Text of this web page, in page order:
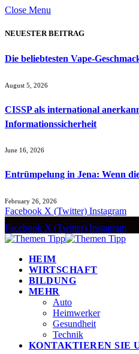
Close Menu
NEUESTER BEITRAG
Die beliebtesten Vape-
August 5, 2026
CISSP als international
Informationssicherheit
June 16, 2026
Entrümpelung in Jena: Wenn
February 26, 2026
Facebook X (Twitter) Instagram
Facebook X (Twitter) Instagram
HEIM
WIRTSCHAFT
BILDUNG
MEHR
Auto
Heimwerker
Gesundheit
Technik
KONTAKTIEREN SIE